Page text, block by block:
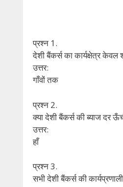
प्रश्न 1.
देशी बैंकर्स का कार्यक्षेत्र केवल
उत्तर:
गाँवों तक
प्रश्न 2.
क्या देशी बैंकर्स की ब्याज दर
उत्तर:
हाँ
प्रश्न 3.
सभी देशी बैंकर्स की